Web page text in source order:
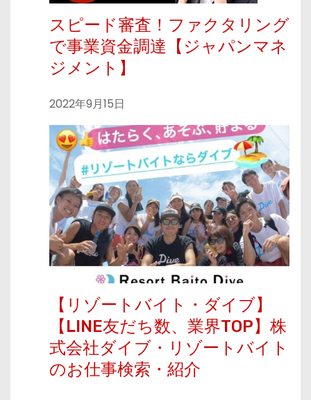
スピード審査！ファクタリング
で事業資金調達【ジャパンマネ
ジメント】
2022年9月15日
【リゾートバイト・ダイブ】
【LINE友だち数、業界TOP】株
式会社ダイブ・リゾートバイト
のお仕事検索・紹介